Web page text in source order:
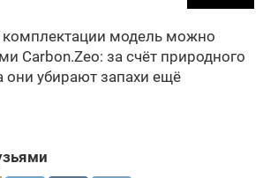
модель можно
Carbon.Zeo: за счёт природного
они убирают запахи ещё